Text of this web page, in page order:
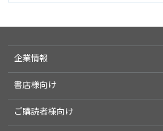
企業情報
書店様向け
ご購読者様向け